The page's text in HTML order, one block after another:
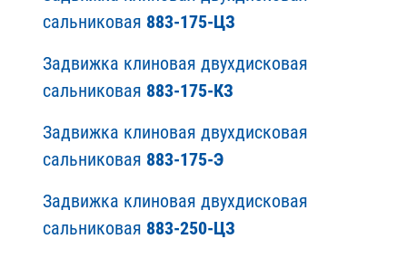
сальниковая 883-175-ЦЗ
Задвижка клиновая двухдисковая
сальниковая 883-175-КЗ
Задвижка клиновая двухдисковая
сальниковая 883-175-Э
Задвижка клиновая двухдисковая
сальниковая 883-250-ЦЗ